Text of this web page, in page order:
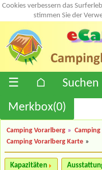
Cookies verbessern das
stimmen Sie der
☰ ⌂ Suchen
Merkbox(0)
Camping Vorarlberg »
Camping Vorarlberg Karte »
Kapazitäten